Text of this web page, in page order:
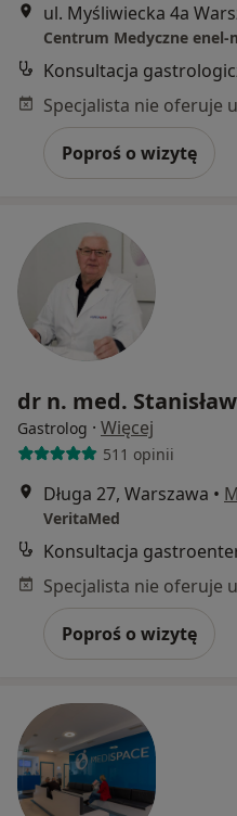
ul. Myśliwiecka 4a
Centrum Medyczne enel-
Konsultacja
Poproś o wizytę
dr n. med.
Gastrolog · Więcej
511 opinii
Długa 27, Warszawa •
VeritaMed
Konsultacja
Poproś o wizytę